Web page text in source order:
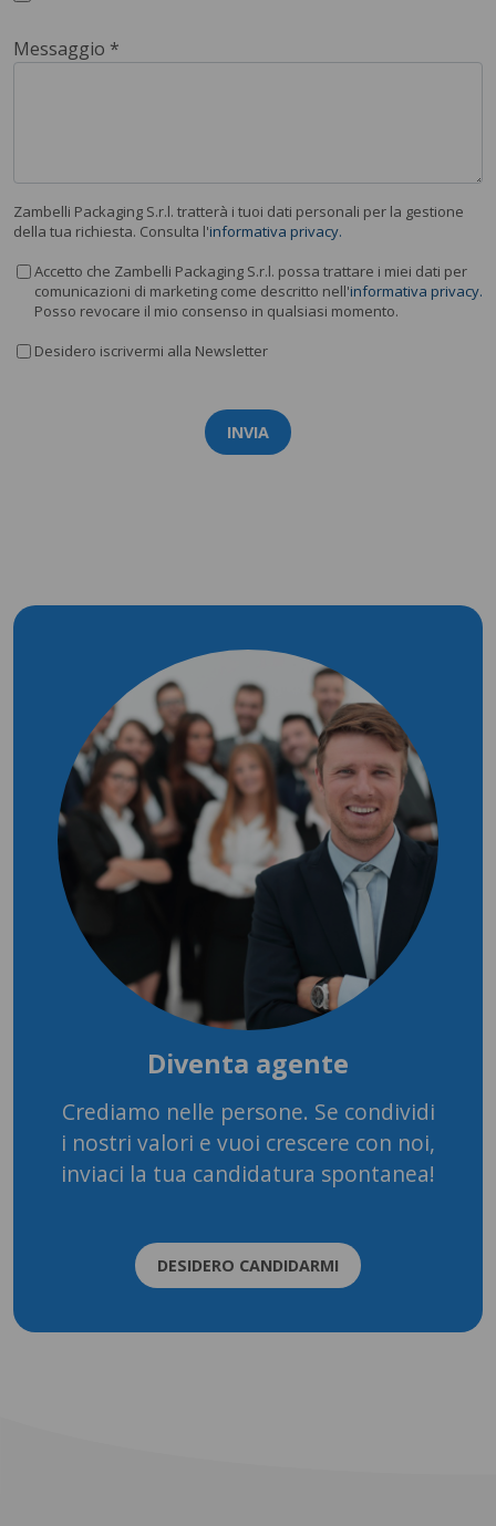
Messaggio *
Desidero iscrivermi alla Newsletter
Zambelli Packaging S.r.l. tratterà i tuoi dati personali per la gestione
della tua richiesta. Consulta l'informativa privacy.
Accetto che Zambelli Packaging S.r.l. possa trattare i miei dati per
comunicazioni di marketing come descritto nell'informativa privacy.
Posso revocare il mio consenso in qualsiasi momento.
INVIA
Diventa agente
Crediamo nelle persone. Se condividi
i nostri valori e vuoi crescere con noi,
inviaci la tua candidatura spontanea!
DESIDERO CANDIDARMI